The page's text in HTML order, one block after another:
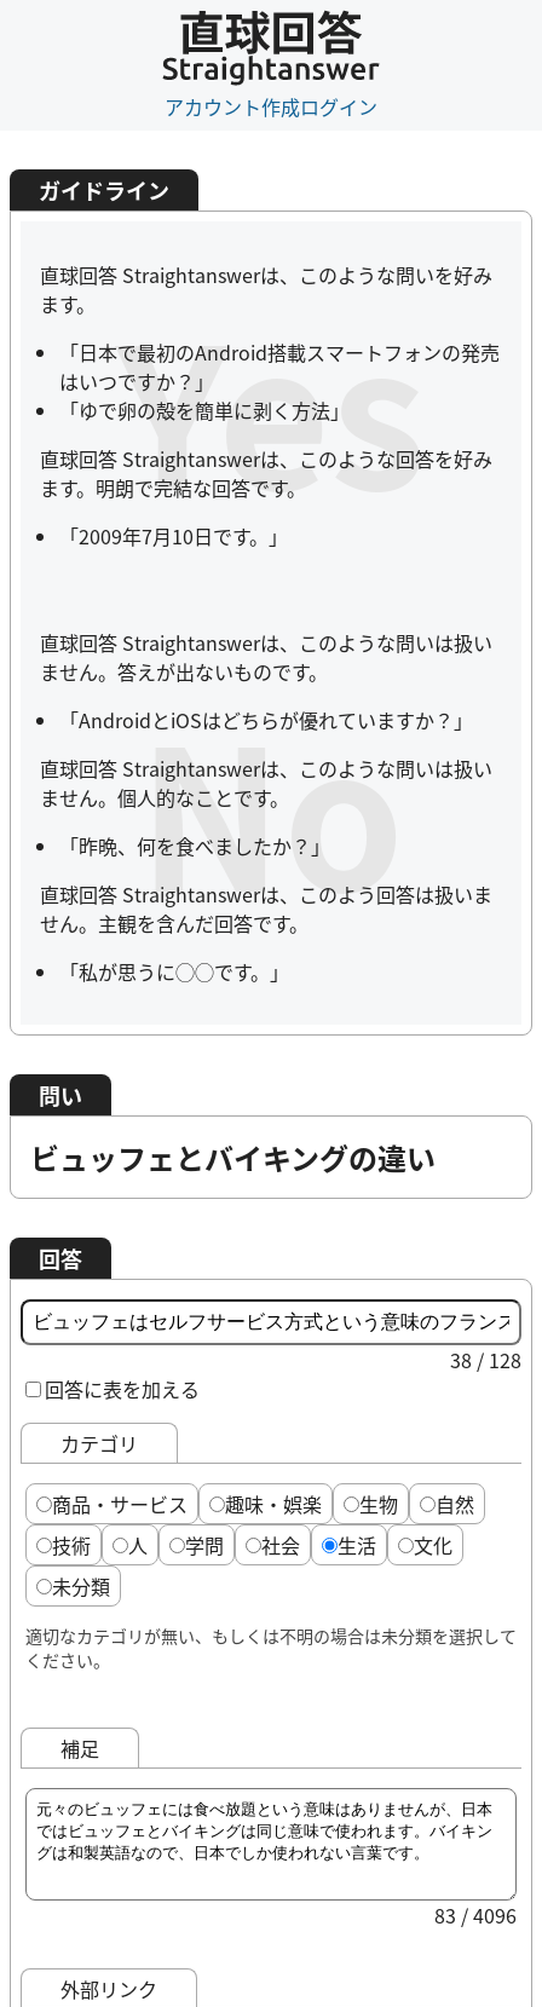
アカウント作成ログイン
ガイドライン
Yes
直球回答 Straightanswerは、このような問いを好み
ます。
「日本で最初のAndroid搭載スマートフォンの発売
はいつですか？」
「ゆで卵の殻を簡単に剥く方法」
直球回答 Straightanswerは、このような回答を好み
ます。明朗で完結な回答です。
「2009年7月10日です。」
No
直球回答 Straightanswerは、このような問いは扱い
ません。答えが出ないものです。
「AndroidとiOSはどちらが優れていますか？」
直球回答 Straightanswerは、このような問いは扱い
ません。個人的なことです。
「昨晩、何を食べましたか？」
直球回答 Straightanswerは、このよう回答は扱いま
せん。主観を含んだ回答です。
「私が思うに◯◯です。」
問い
ビュッフェとバイキングの違い
回答
38 / 128
回答に表を加える
カテゴリ
商品・サービス 趣味・娯楽 生物
自然
技術
人 学問 社会 生活
文化
未分類
適切なカテゴリが無い、もしくは不明の場合は未分類を選択して
ください。
補足
83 / 4096
外部リンク